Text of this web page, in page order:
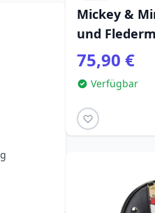
Mickey &
und
Loungefly
75,90 €
Verfügbar